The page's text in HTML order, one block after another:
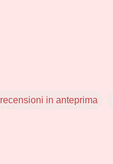
recensioni in anteprima